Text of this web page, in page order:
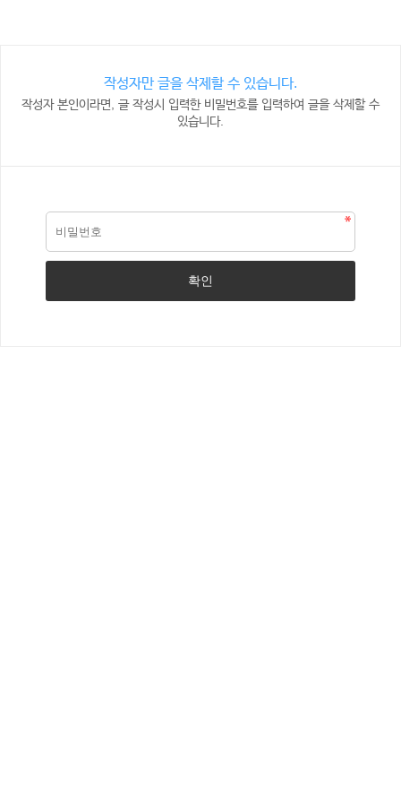
작성자만 글을 삭제할 수 있습니다.
작성자 본인이라면, 글 작성시 입력한 비밀번호를 입력하여 글을 삭제할 수
있습니다.